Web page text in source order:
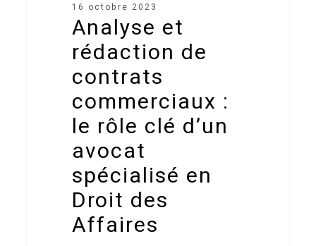
Affaires
16 octobre 2023
Analyse et
rédaction de
contrats
commerciaux :
le rôle clé d’un
avocat
spécialisé en
Droit des
Affaires